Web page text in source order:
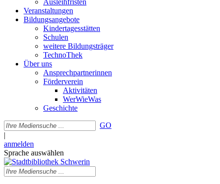
Ausleihfristen
Veranstaltungen
Bildungsangebote
Kindertagesstätten
Schulen
weitere Bildungsträger
TechnoThek
Über uns
Ansprechpartnerinnen
Förderverein
Aktivitäten
WerWieWas
Geschichte
GO
|
anmelden
Sprache auswählen